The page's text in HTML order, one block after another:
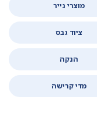
מוצרי נייר
ציוד גבס
הנקה
מדי קרישה